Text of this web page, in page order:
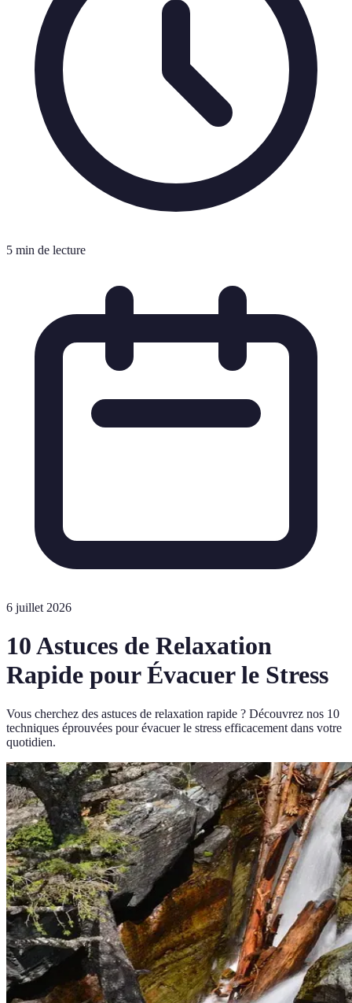
5 min de lecture
6 juillet 2026
10 Astuces de Relaxation
Rapide pour Évacuer le Stress
Vous cherchez des astuces de relaxation rapide ? Découvrez nos 10
techniques éprouvées pour évacuer le stress efficacement dans votre
quotidien.